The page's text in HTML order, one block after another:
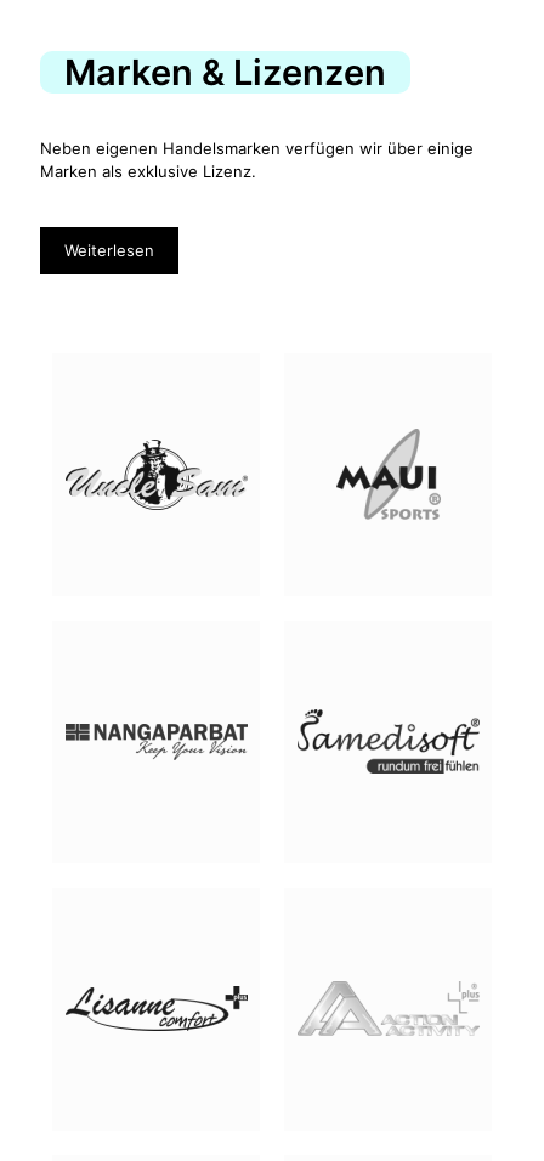
Marken & Lizenzen
Neben eigenen Handelsmarken verfügen wir über einige
Marken als exklusive Lizenz.
Weiterlesen